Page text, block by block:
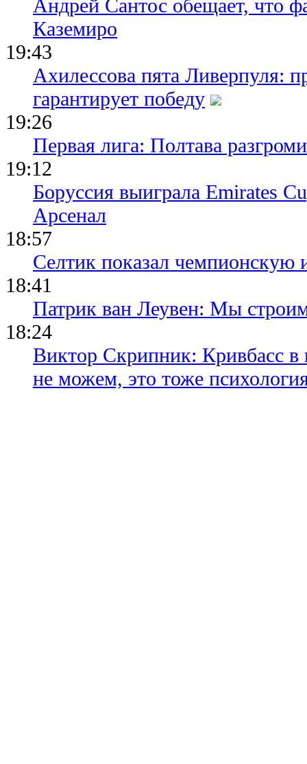
Андрей Сантос обещает, что
Каземиро
19:43
Ахилессова пята Ливерпуля:
гарантирует победу
19:26
Первая лига: Полтава
19:12
Боруссия выиграла Emirates
Арсенал
18:57
Селтик показал чемпионскую
18:41
Патрик ван Леувен: Мы
18:24
Виктор Скрипник: Кривбасс в
не можем, это тоже